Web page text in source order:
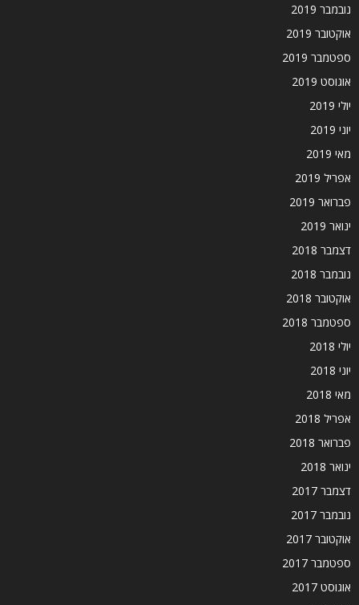
נובמבר 2019
אוקטובר 2019
ספטמבר 2019
אוגוסט 2019
יולי 2019
יוני 2019
מאי 2019
אפריל 2019
פברואר 2019
ינואר 2019
דצמבר 2018
נובמבר 2018
אוקטובר 2018
ספטמבר 2018
יולי 2018
יוני 2018
מאי 2018
אפריל 2018
פברואר 2018
ינואר 2018
דצמבר 2017
נובמבר 2017
אוקטובר 2017
ספטמבר 2017
אוגוסט 2017